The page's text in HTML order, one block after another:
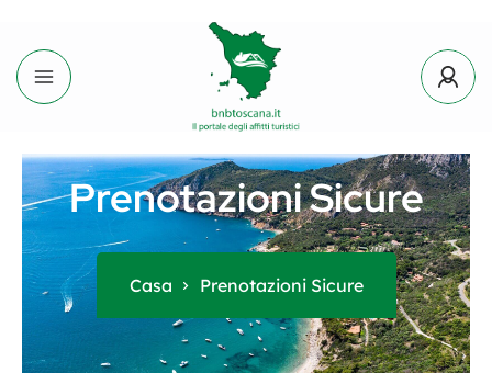
Prenotazioni Sicure
Casa Prenotazioni Sicure